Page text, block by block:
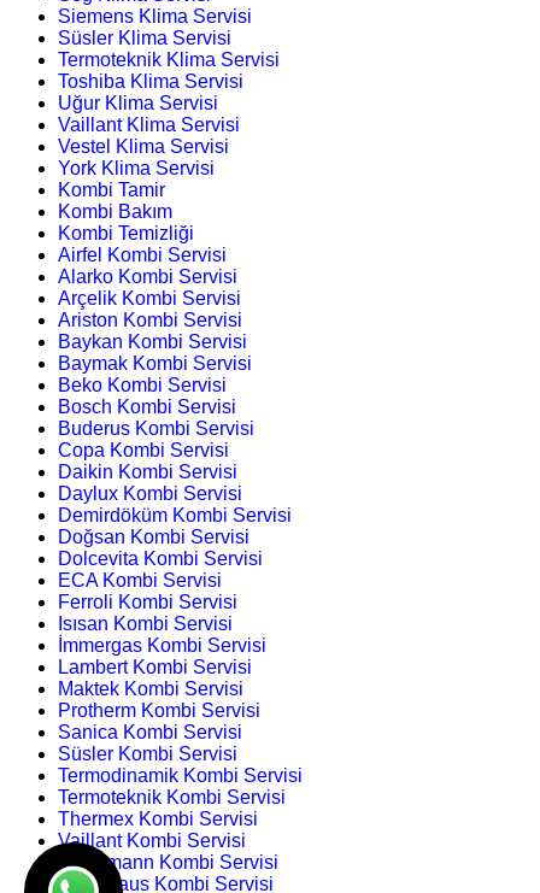
Siemens Klima Servisi
Süsler Klima Servisi
Termoteknik Klima Servisi
Toshiba Klima Servisi
Uğur Klima Servisi
Vaillant Klima Servisi
Vestel Klima Servisi
York Klima Servisi
Kombi Tamir
Kombi Bakım
Kombi Temizliği
Airfel Kombi Servisi
Alarko Kombi Servisi
Arçelik Kombi Servisi
Ariston Kombi Servisi
Baykan Kombi Servisi
Baymak Kombi Servisi
Beko Kombi Servisi
Bosch Kombi Servisi
Buderus Kombi Servisi
Copa Kombi Servisi
Daikin Kombi Servisi
Daylux Kombi Servisi
Demirdöküm Kombi Servisi
Doğsan Kombi Servisi
Dolcevita Kombi Servisi
ECA Kombi Servisi
Ferroli Kombi Servisi
Isısan Kombi Servisi
İmmergas Kombi Servisi
Lambert Kombi Servisi
Maktek Kombi Servisi
Protherm Kombi Servisi
Sanica Kombi Servisi
Süsler Kombi Servisi
Termodinamik Kombi Servisi
Termoteknik Kombi Servisi
Thermex Kombi Servisi
Vaillant Kombi Servisi
Viessmann Kombi Servisi
Warmhaus Kombi Servisi